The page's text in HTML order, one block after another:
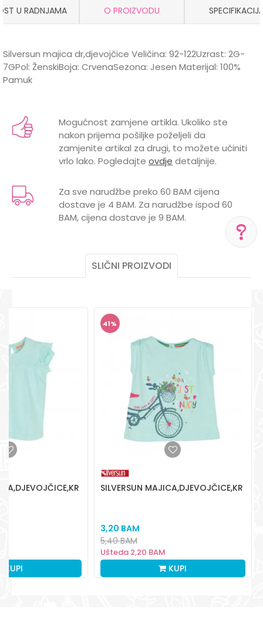
POMOĆ PRI KUPOVINI
Pon-Subota: 09:00-
15:00h
Pišite nam
aksaonlinebih@aksabih.ba
U RADNJAMA O PROIZVODU
Silversun majica dr,djevojčice Veličina: 92-122Uzrast: 2G-
7GPol: ŽenskiBoja: CrvenaSezona: Jesen Materijal: 100%
Pamuk
Kategorija
Majice
BOJA
BIJELA
SILVER SUN
POL
ŽENSKI
Email
Mogućnost zamjene artikla. Ukoliko ste
nakon prijema pošiljke poželjeli da
zamjenite artikal za drugi, to možete učiniti
vrlo lako. Pogledajte ovdje detaljnije.
Za sve narudžbe preko 60 BAM cijena
dostave je 4 BAM. Za narudžbe ispod 60
BAM, cijena dostave je 9 BAM.
SLIČNI PROIZVODI
KUPI
41%
SILVERSUN MAJICA,DJEVOJČICE,KR
3,20 BAM
Ušteda2,20 BAM
5,40BAM
KUPI